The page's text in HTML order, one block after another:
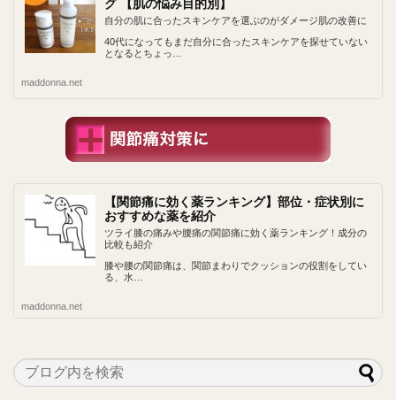
グ 【肌の悩み目的別】
自分の肌に合ったスキンケアを選ぶのがダメージ肌の改善に
40代になってもまだ自分に合ったスキンケアを探せていない
となるとちょっ…
maddonna.net
【関節痛に効く薬ランキング】部位・症状別に
おすすめな薬を紹介
ツライ膝の痛みや腰痛の関節痛に効く薬ランキング！成分の
比較も紹介
膝や腰の関節痛は、関節まわりでクッションの役割をしてい
る、水…
maddonna.net